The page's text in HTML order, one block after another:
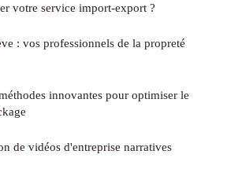
votre service import-export ?
: vos professionnels de la propreté
innovantes pour optimiser le
de vidéos d'entreprise narratives